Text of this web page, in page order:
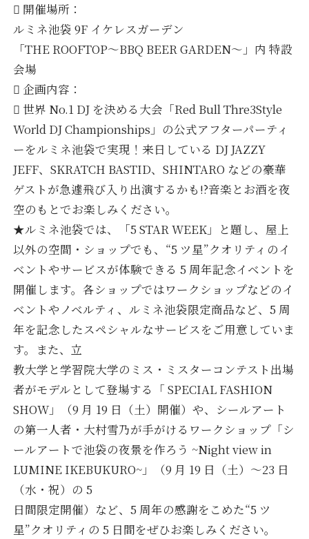
 開催場所：
ルミネ池袋 9F イケレスガーデン
「THE ROOFTOP～BBQ BEER GARDEN～」内 特設
会場
 企画内容：
 世界 No.1 DJ を決める大会「Red Bull Thre3Style
World DJ Championships」の公式アフターパーティ
ーをルミネ池袋で実現！来日している DJ JAZZY
JEFF、SKRATCH BASTID、SHINTARO などの豪華
ゲストが急遽飛び入り出演するかも!?音楽とお酒を夜
空のもとでお楽しみください。
★ルミネ池袋では、「5 STAR WEEK」と題し、屋上
以外の空間・ショップでも、“5 ツ星”クオリティのイ
ベントやサービスが体験できる 5 周年記念イベントを
開催します。各ショップではワークショップなどのイ
ベントやノベルティ、ルミネ池袋限定商品など、5 周
年を記念したスペシャルなサービスをご用意していま
す。また、立
教大学と学習院大学のミス・ミスターコンテスト出場
者がモデルとして登場する「 SPECIAL FASHION
SHOW」（9 月 19 日（土）開催）や、シールアート
の第一人者・大村雪乃が手がけるワークショップ「シ
ールアートで池袋の夜景を作ろう ~Night view in
LUMINE IKEBUKURO~」（9 月 19 日（土）～23 日
（水・祝）の 5
日間限定開催）など、5 周年の感謝をこめた“5 ツ
星”クオリティの 5 日間をぜひお楽しみください。